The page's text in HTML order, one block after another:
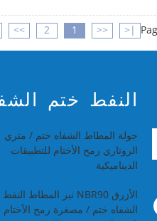
|<
<<
1
2
>>
النفط ختم
جولة المطاط الشفاه ختم / متري
الروتاري رمح الأختام للتطبيقات
الديناميكية
الأزرق NBR90 نبر المطاط النفط